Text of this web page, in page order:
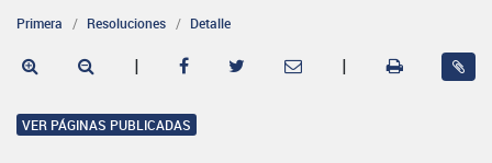
Primera Resoluciones Detalle
| |
VER PÁGINAS PUBLICADAS